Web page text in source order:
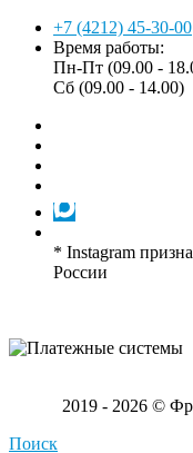
+7 (4212) 45-30-00
Время работы:
Пн-Пт (09.00 -
Сб (09.00 - 14.00)
* Instagram
России
2019 - 2026 ©
Поиск